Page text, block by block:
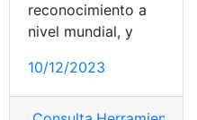
Suzuki,Suzuki Fronx
reconocimiento a
nivel mundial, y
10/12/2023